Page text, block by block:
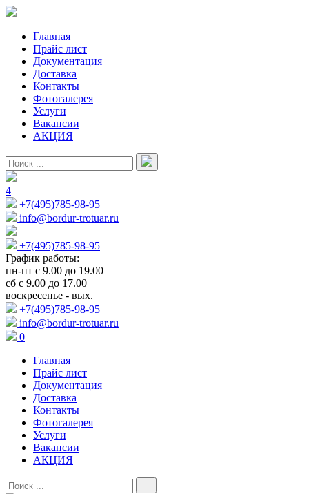
Главная
Прайс лист
Документация
Доставка
Контакты
Фотогалерея
Услуги
Вакансии
АКЦИЯ
4
+7(495)785-98-95
info@bordur-trotuar.ru
+7(495)785-98-95
График работы:
пн-пт с 9.00 до 19.00
сб с 9.00 до 17.00
воскресенье - вых.
+7(495)785-98-95
info@bordur-trotuar.ru
0
Главная
Прайс лист
Документация
Доставка
Контакты
Фотогалерея
Услуги
Вакансии
АКЦИЯ